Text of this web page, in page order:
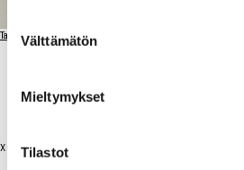
valinta
Välttämätön
Mieltymykset
Tilastot
Takaisin artisteihin
X Garden / PE 14.8. / 21:30